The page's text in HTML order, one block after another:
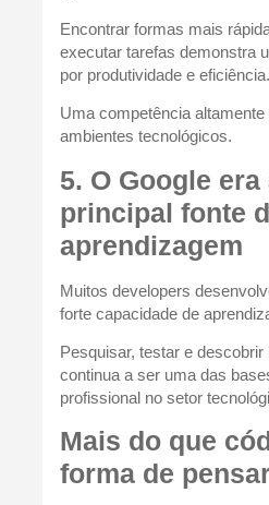
Encontrar formas mais
executar tarefas demonstra
por produtividade e eficiência.
Uma competência
ambientes tecnológicos.
5. O Google era
principal fonte
aprendizagem
Muitos developers
forte capacidade de
Pesquisar, testar e
continua a ser uma das
profissional no setor
Mais do que
forma de